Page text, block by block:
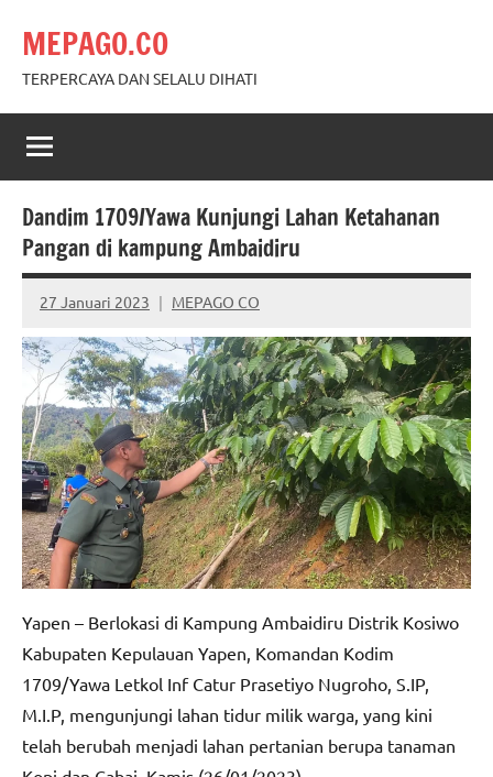
content
MEPAGO.CO
TERPERCAYA DAN SELALU DIHATI
Dandim 1709/Yawa Kunjungi Lahan Ketahanan
Pangan di kampung Ambaidiru
27 Januari 2023 MEPAGO CO
No
comments
Yapen – Berlokasi di Kampung Ambaidiru Distrik Kosiwo
Kabupaten Kepulauan Yapen, Komandan Kodim
1709/Yawa Letkol Inf Catur Prasetiyo Nugroho, S.IP,
M.I.P, mengunjungi lahan tidur milik warga, yang kini
telah berubah menjadi lahan pertanian berupa tanaman